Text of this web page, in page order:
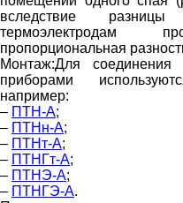
вследствие
термоэлектродам
пропорциональная
Монтаж:Для соединения
приборами
например:
– ПТН-А;
– ПТНн-А;
– ПТНт-А;
– ПТНГт-А;
– ПТНЭ-А;
– ПТНГЭ-А.